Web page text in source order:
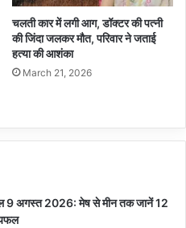
चलती कार में लगी आग, डॉक्टर की पत्नी
की जिंदा जलकर मौत, परिवार ने जताई
हत्या की आशंका
March 21, 2026
9 अगस्त 2026: मेष से मीन तक जानें 12